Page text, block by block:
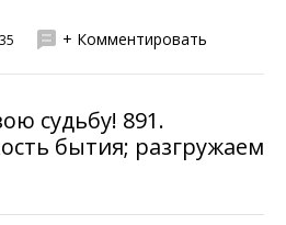
+ Комментировать
судьбу! 891.
бытия; разгружаем